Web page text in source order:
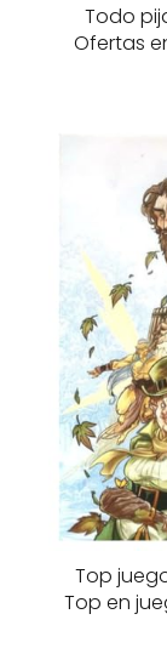
Todo
Ofertas
Top
Top en